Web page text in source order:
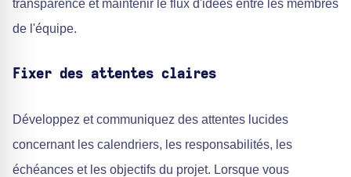
transparence et maintenir le flux d'idées entre les membres
de l'équipe.
Fixer des attentes claires
Développez et communiquez des attentes lucides
concernant les calendriers, les responsabilités, les
échéances et les objectifs du projet. Lorsque vous